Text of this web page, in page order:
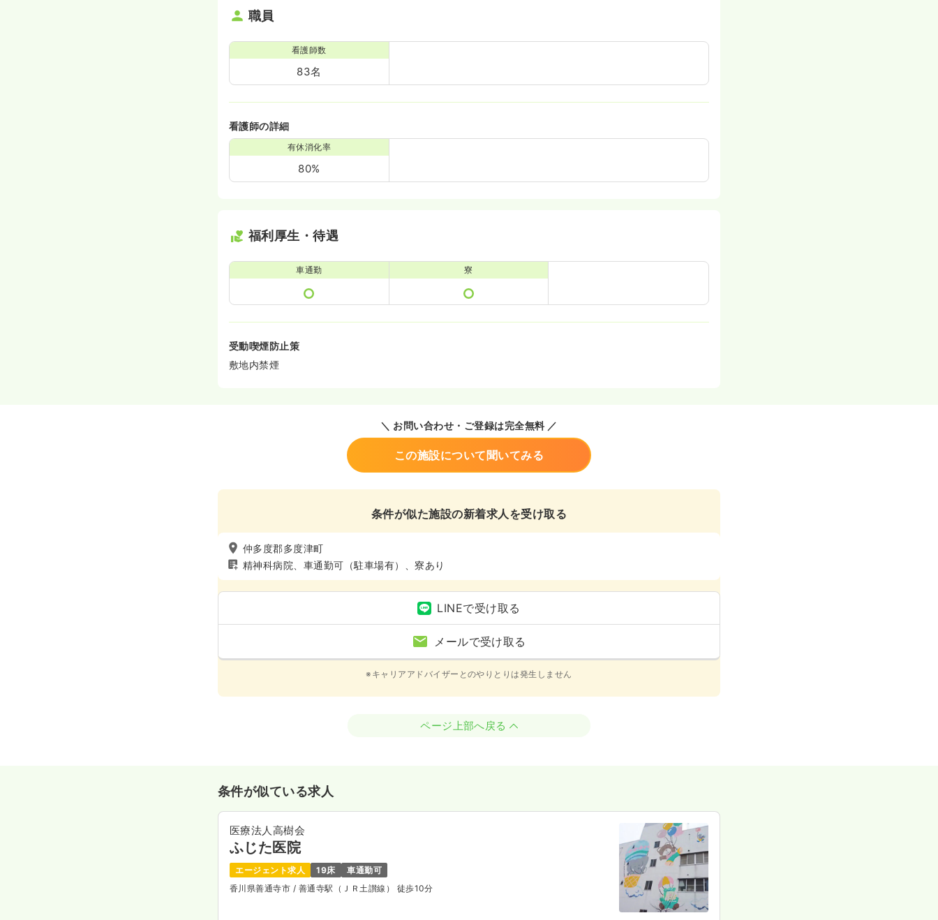
職員
看護師数
83名
看護師の詳細
有休消化率
80%
福利厚生・待遇
車通勤 寮
受動喫煙防止策
敷地内禁煙
＼ お問い合わせ・ご登録は完全無料 ／
この施設について聞いてみる
条件が似た施設の新着求人を受け取る
仲多度郡多度津町
精神科病院、車通勤可（駐車場有）、寮あり
LINEで受け取る
メールで受け取る
※キャリアアドバイザーとのやりとりは発生しません
ページ上部へ戻る
条件が似ている求人
医療法人高樹会
ふじた医院
エージェント求人 19床
車通勤可
香川県善通寺市 / 善通寺駅（ＪＲ土讃線） 徒歩10分